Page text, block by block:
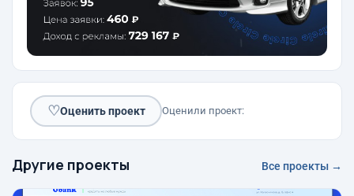
♡Оценить проект Оценили проект:
Другие проекты Все проекты →